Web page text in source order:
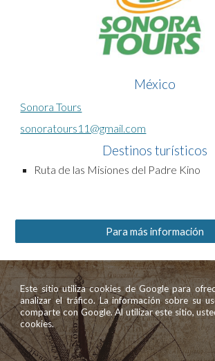
México
Sonora Tours
sonoratours11@gmail.com
Destinos turísticos
Ruta de las Misiones del Padre Kino
Para más información
Este sitio utiliza cookies de Google para
analizar el tráfico. La información sobre su
comparte con Google. Al utilizar este sitio,
cookies.